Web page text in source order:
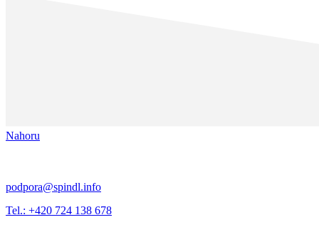
Nahoru
podpora@spindl.info
Tel.: +420 724 138 678